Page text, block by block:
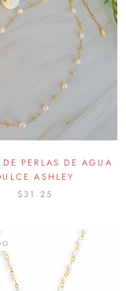
PERLAS DE AGUA
ASHLEY
$31.25